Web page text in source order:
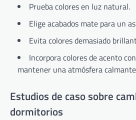
Prueba colores en luz natural.
Elige acabados mate para un
Evita colores demasiado
Incorpora colores de acento
mantener una atmósfera
Estudios de caso sobre
dormitorios